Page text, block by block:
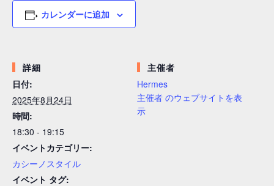
カレンダーに追加
詳細
日付:
2025年8月24日
時間:
18:30 - 19:15
イベントカテゴリー:
カシーノスタイル
イベント タグ:
主催者
Hermes
主催者 のウェブサイトを表
示